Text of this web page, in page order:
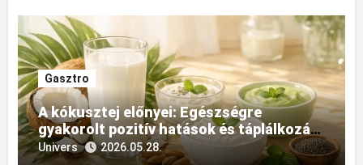
Gasztro
A kókusztej előnyei: Egészségre
gyakorolt pozitív hatások és táplálkozási
felhasználásának sokszínűsége
Univers 2026.05.28.